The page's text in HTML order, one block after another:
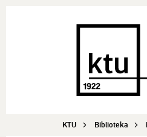
KTU Biblioteka